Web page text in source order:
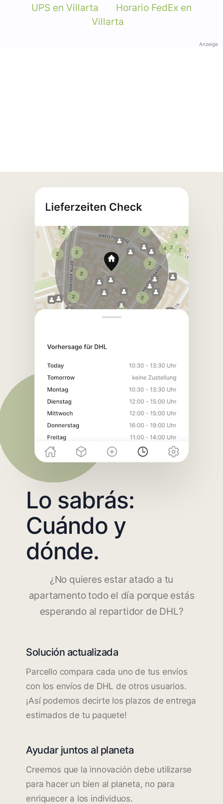
UPS en Villarta
Horario FedEx en
Villarta
Anzeige
Lo sabrás:
Cuándo y
dónde.
¿No quieres estar atado a tu
apartamento todo el día porque estás
esperando al repartidor de DHL?
Solución actualizada
Parcello compara cada uno de tus envíos
con los envíos de DHL de otros usuarios.
¡Así podemos decirte los plazos de entrega
estimados de tu paquete!
Ayudar juntos al planeta
Creemos que la innovación debe utilizarse
para hacer un bien al planeta, no para
enriquecer a los individuos.